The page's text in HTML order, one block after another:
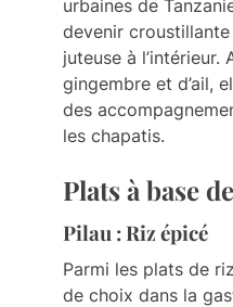
urbaines de
devenir
juteuse à l’intérieur.
gingembre et d’ail,
des
les chapatis.
Plats à base
Pilau : Riz épicé
Parmi les plats de
de choix dans la